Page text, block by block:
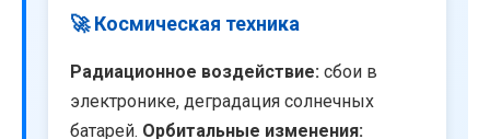
🚀 Космическая техника
Радиационное воздействие: сбои в
электронике, деградация солнечных
батарей. Орбитальные изменения: